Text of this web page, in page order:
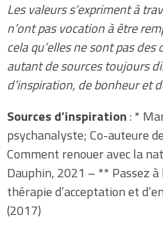
Les valeurs s’expriment à
n’ont pas vocation à être
cela qu’elles ne sont pas
autant de sources toujours
d’inspiration, de bonheur et
Sources d’inspiration: *
psychanalyste; Co-auteure
Comment renouer avec la
Dauphin, 2021 – ** Passez à
thérapie d’acceptation et
(2017)